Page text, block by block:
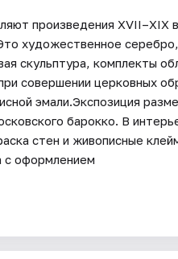
произведения
художественное
скульптура, комплекты
совершении церковных
эмали.Экспозиция
барокко. В
стен и живописные
с оформлением